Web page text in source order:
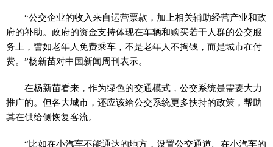
“公交企业的收入来自运营票款，加上相关辅助经营产业和政
府的补助。政府的资金支持体现在车辆和购买若干人群的公交服
务上，譬如老年人免费乘车，不是老年人不掏钱，而是城市在付
费。”杨新苗对中国新闻周刊表示。
在杨新苗看来，作为绿色的交通模式，公交系统是需要大力
推广的。但各大城市，还应该给公交系统更多扶持的政策，帮助
其在供给侧恢复客流。
“比如在小汽车不能通达的地方，设置公交通道。在小汽车的